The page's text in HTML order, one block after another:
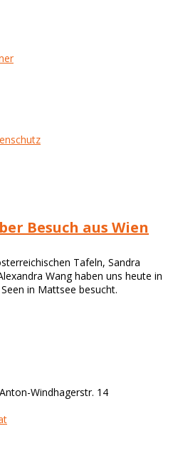
Besuch aus Wien
Tafeln, Sandra
Wang haben uns heute in
in Mattsee besucht.
Windhagerstr. 14